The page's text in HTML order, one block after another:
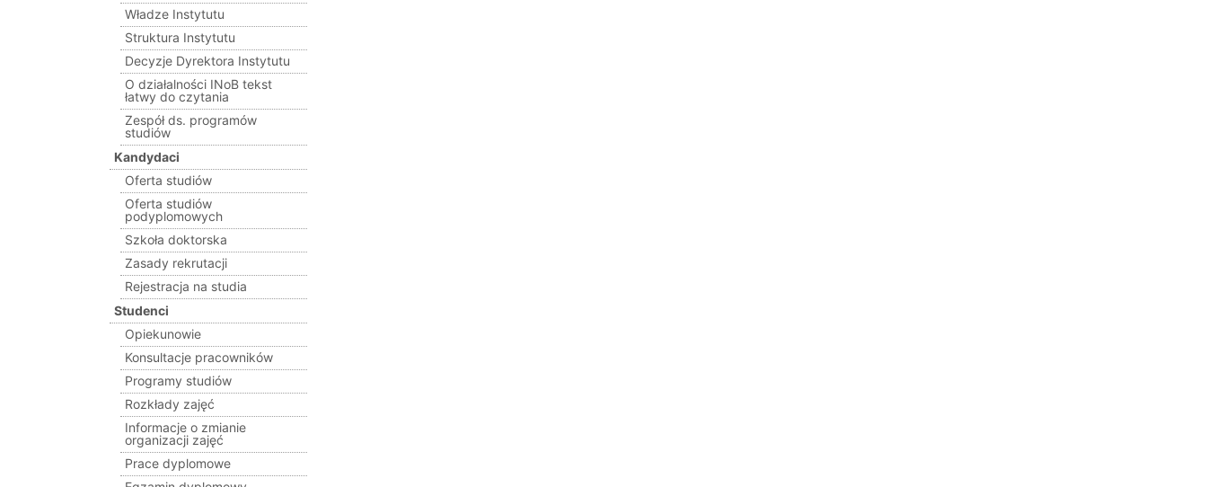
Władze Instytutu
Struktura Instytutu
Decyzje Dyrektora Instytutu
O działalności INoB tekst
łatwy do czytania
Zespół ds. programów
studiów
Kandydaci
Oferta studiów
Oferta studiów
podyplomowych
Szkoła doktorska
Zasady rekrutacji
Rejestracja na studia
Studenci
Opiekunowie
Konsultacje pracowników
Programy studiów
Rozkłady zajęć
Informacje o zmianie
organizacji zajęć
Prace dyplomowe